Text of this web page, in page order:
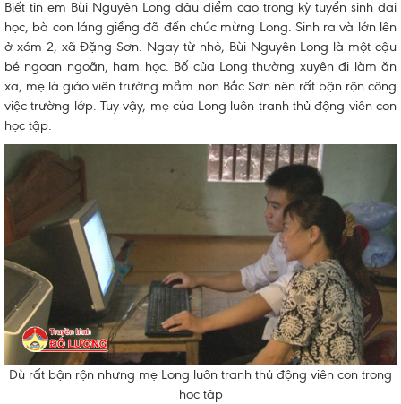
Biết tin em Bùi Nguyên Long đậu điểm cao trong kỳ tuyển sinh đại
học, bà con láng giềng đã đến chúc mừng Long. Sinh ra và lớn lên
ở xóm 2, xã Đặng Sơn. Ngay từ nhỏ, Bùi Nguyên Long là một cậu
bé ngoan ngoãn, ham học. Bố của Long thường xuyên đi làm ăn
xa, mẹ là giáo viên trường mầm non Bắc Sơn nên rất bận rộn công
việc trường lớp. Tuy vậy, mẹ của Long luôn tranh thủ động viên con
học tập.
Dù rất bận rộn nhưng mẹ Long luôn tranh thủ động viên con trong
học tập